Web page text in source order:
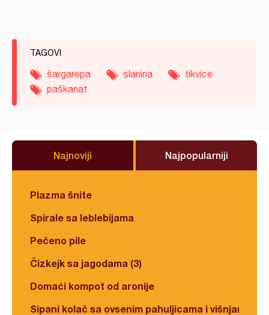
TAGOVI
šargarepa slanina
tikvice
paškanat
Najnoviji Najpopularniji
Plazma šnite
Spirale sa leblebijama
Pečeno pile
Čizkejk sa jagodama (3)
Domaći kompot od aronije
Sipani kolač sa ovsenim pahuljicama i višnjama